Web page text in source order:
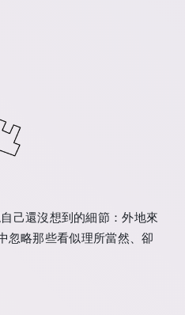
己還沒想到的細節：外地來
忽略那些看似理所當然、卻